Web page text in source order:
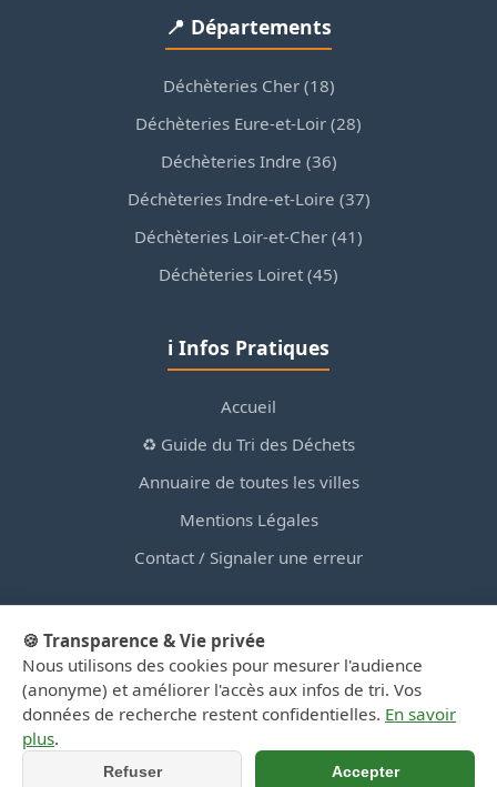
📍 Départements
Déchèteries Cher (18)
Déchèteries Eure-et-Loir (28)
Déchèteries Indre (36)
Déchèteries Indre-et-Loire (37)
Déchèteries Loir-et-Cher (41)
Déchèteries Loiret (45)
ℹ️ Infos Pratiques
Accueil
♻️ Guide du Tri des Déchets
Annuaire de toutes les villes
Mentions Légales
Contact / Signaler une erreur
© 2026 PortailDesDechetsEnRegionCentre.fr — Site
d'information privé, non affilié aux collectivités.
🍪 Transparence & Vie privée
Nous utilisons des cookies pour mesurer l'audience
(anonyme) et améliorer l'accès aux infos de tri. Vos
données de recherche restent confidentielles. En savoir
plus.
Refuser Accepter